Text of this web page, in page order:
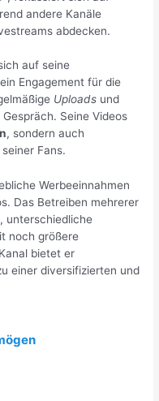
andere Kanäle
abdecken.
auf seine
Engagement für die
Uploads und
Seine Videos
, sondern auch
Fans.
Werbeeinnahmen
Das Betreiben mehrerer
unterschiedliche
noch größere
bietet er
einer diversifizierten und